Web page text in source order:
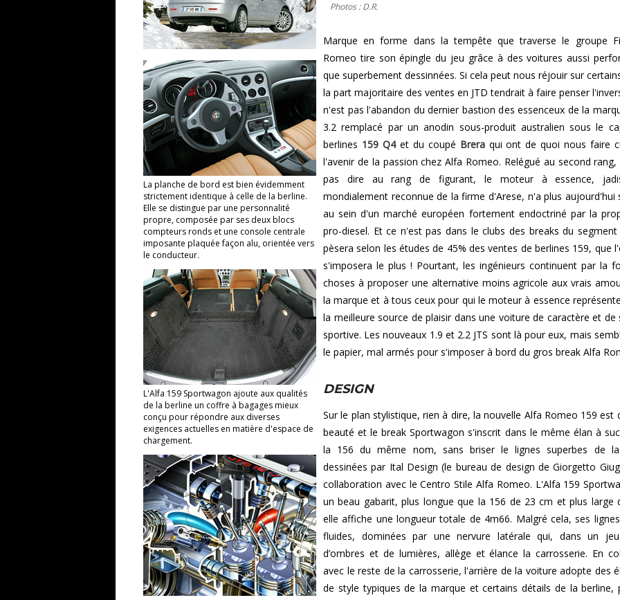
La planche de bord est bien évidemment
strictement identique à celle de la berline.
Elle se distingue par une personnalité
propre, composée par ses deux blocs
compteurs ronds et une console centrale
imposante plaquée façon alu, orientée vers
le conducteur.
L'Alfa 159 Sportwagon ajoute aux qualités
de la berline un coffre à bagages mieux
conçu pour répondre aux diverses
exigences actuelles en matière d'espace de
chargement.
Photos : D.R.
Marque en forme dans la tempête que traverse le groupe
Romeo tire son épingle du jeu grâce à des voitures aussi
que superbement dessinnées. Si cela peut nous réjouir sur
la part majoritaire des ventes en JTD tendrait à faire penser
n'est pas l'abandon du dernier bastion des essenceux de la
3.2 remplacé par un anodin sous-produit australien sous le
berlines 159 Q4et du coupé Breraqui ont de quoi nous faire
l'avenir de la passion chez Alfa Romeo. Relégué au second
pas dire au rang de figurant, le moteur à essence,
mondialement reconnue de la firme d'Arese, n'a plus aujourd'hui
au sein d'un marché européen fortement endoctriné par la
pro-diesel. Et ce n'est pas dans le clubs des breaks du
pèsera selon les études de 45% des ventes de berlines 159, que
s'imposera le plus ! Pourtant, les ingénieurs continuent par la
choses à proposer une alternative moins agricole aux vrais
la marque et à tous ceux pour qui le moteur à essence
la meilleure source de plaisir dans une voiture de caractère et de
sportive. Les nouveaux 1.9 et 2.2 JTS sont là pour eux, mais
le papier, mal armés pour s'imposer à bord du gros break Alfa
DESIGN
Sur le plan stylistique, rien à dire, la nouvelle Alfa Romeo 159 est
beauté et le break Sportwagon s'inscrit dans le même élan à
la 156 du même nom, sans briser le lignes superbes de
dessinées par Ital Design (le bureau de design de Giorgetto
collaboration avec le Centro Stile Alfa Romeo. L'Alfa 159
un beau gabarit, plus longue que la 156 de 23 cm et plus large
elle affiche une longueur totale de 4m66. Malgré cela, ses
fluides, dominées par une nervure latérale qui, dans un
d’ombres et de lumières, allège et élance la carrosserie. En
avec le reste de la carrosserie, l'arrière de la voiture adopte des
de style typiques de la marque et certains détails de la berline,